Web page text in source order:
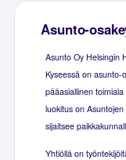
Asunto-
Asunto Oy Helsingin
Kyseessä on asunto-
pääasiallinen
luokitus on
sijaitsee
Yhtiöllä on